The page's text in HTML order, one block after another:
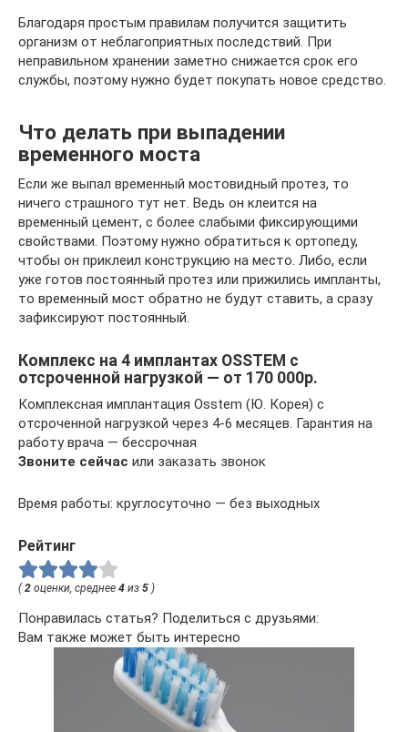
Благодаря простым правилам получится защитить
организм от неблагоприятных последствий. При
неправильном хранении заметно снижается срок его
службы, поэтому нужно будет покупать новое средство.
Что делать при выпадении
временного моста
Если же выпал временный мостовидный протез, то
ничего страшного тут нет. Ведь он клеится на
временный цемент, с более слабыми фиксирующими
свойствами. Поэтому нужно обратиться к ортопеду,
чтобы он приклеил конструкцию на место. Либо, если
уже готов постоянный протез или прижились импланты,
то временный мост обратно не будут ставить, а сразу
зафиксируют постоянный.
Комплекс на 4 имплантах OSSTEM с
отсроченной нагрузкой — от 170 000р.
Комплексная имплантация Osstem (Ю. Корея) с
отсроченной нагрузкой через 4-6 месяцев. Гарантия на
работу врача — бессрочная
Звоните сейчас или заказать звонок
Время работы: круглосуточно — без выходных
Рейтинг
( 2 оценки, среднее 4 из 5 )
Понравилась статья? Поделиться с друзьями:
Вам также может быть интересно